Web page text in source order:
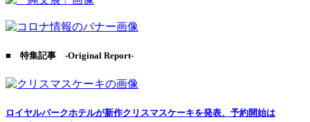
■ 特集記事 -Original Report-
ロイヤルパークホテルが新作クリスマスケーキを発表、予約開始は